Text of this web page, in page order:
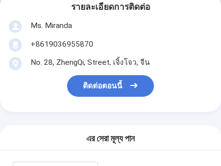
รายละเอียดการติดต่อ
Ms. Miranda
+8619036955870
No. 28, ZhengQi, Street, เจิ้งโจว, จีน
ติดต่อตอนนี้
এর সেরা মূল্য পান